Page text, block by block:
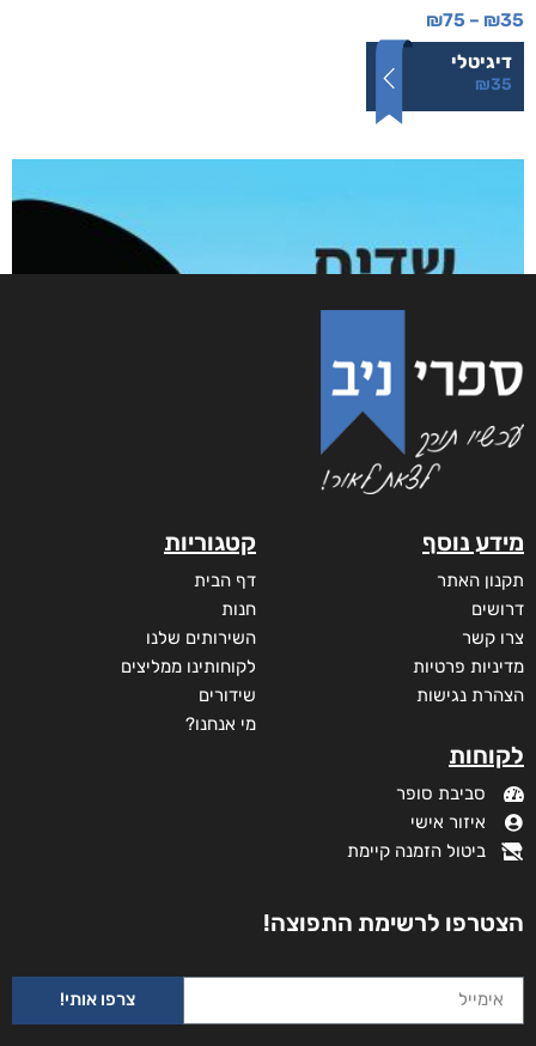
₪35
–
₪75
דיגיטלי
₪35
שדים ושלדים בארון הקודש
מידע נוסף
תקנון האתר
דרושים
צרו קשר
מדיניות פרטיות
הצהרת נגישות
לקוחות
סביבת סופר
איזור אישי
ביטול הזמנה קיימת
קטגוריות
דף הבית
חנות
השירותים שלנו
לקוחותינו ממליצים
שידורים
מי אנחנו?
הצטרפו לרשימת התפוצה!
צרפו אותי!